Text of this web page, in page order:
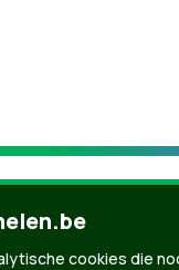
cookies die